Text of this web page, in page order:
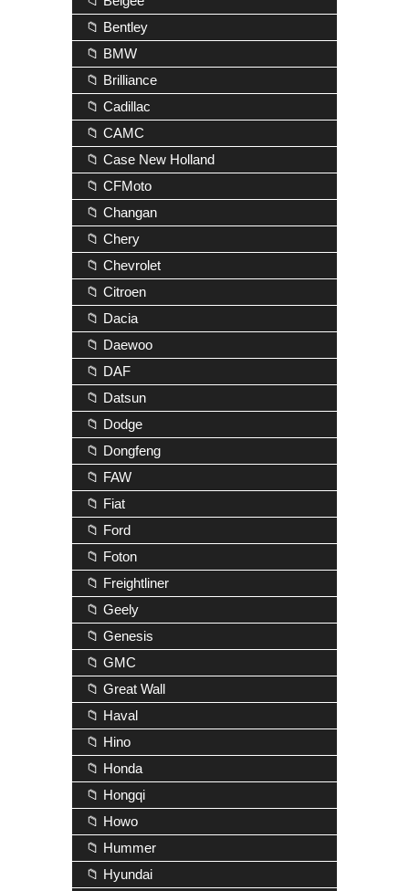
📁 Bentley
📁 BMW
📁 Brilliance
📁 Cadillac
📁 CAMC
📁 Case New Holland
📁 CFMoto
📁 Changan
📁 Chery
📁 Chevrolet
📁 Citroen
📁 Dacia
📁 Daewoo
📁 DAF
📁 Datsun
📁 Dodge
📁 Dongfeng
📁 FAW
📁 Fiat
📁 Ford
📁 Foton
📁 Freightliner
📁 Geely
📁 Genesis
📁 GMC
📁 Great Wall
📁 Haval
📁 Hino
📁 Honda
📁 Hongqi
📁 Howo
📁 Hummer
📁 Hyundai